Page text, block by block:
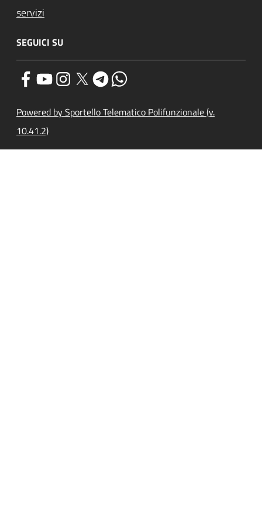
servizi
SEGUICI SU
Powered by Sportello Telematico Polifunzionale (v.
10.41.2)